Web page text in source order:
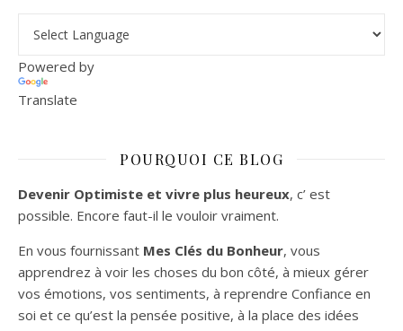
Powered by
Translate
POURQUOI CE BLOG
Devenir Optimiste et vivre plus heureux, c’ est
possible. Encore faut-il le vouloir vraiment.
En vous fournissant Mes Clés du Bonheur, vous
apprendrez à voir les choses du bon côté, à mieux gérer
vos émotions, vos sentiments, à reprendre Confiance en
soi et ce qu’est la pensée positive, à la place des idées